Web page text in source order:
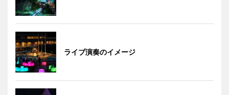
ライブ演奏のイメージ